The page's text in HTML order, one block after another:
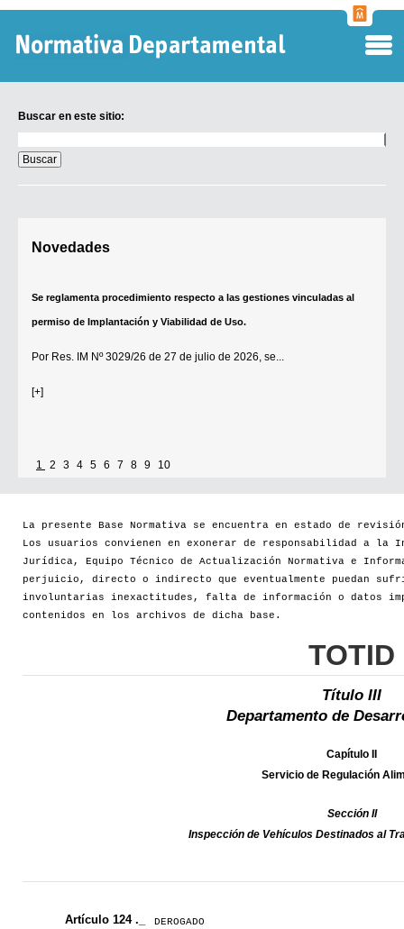
Buscar en este sitio:
en
este
sitio:
Novedades
Se reglamenta procedimiento respecto a las gestiones vinculadas al
permiso de Implantación y Viabilidad de Uso.
Por Res. IM Nº 3029/26 de 27 de julio de 2026, se...
[+]
1 2 3 4 5 6 7 8 9 10
La presente Base Normativa se encuentra en estado de
Los usuarios convienen en exonerar de responsabilidad a la
Jurídica, Equipo Técnico de Actualización Normativa e
perjuicio, directo o indirecto que eventualmente puedan
involuntarias inexactitudes, falta de información o datos
contenidos en los archivos de dicha base.
TOTID
Título III
Departamento de
Capítulo II
Servicio de Regulación
Sección II
Inspección de Vehículos Destinados al
Artículo 124 ._ DEROGADO